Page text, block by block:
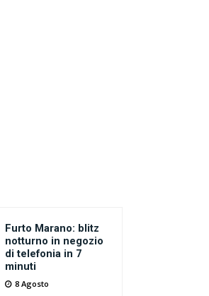
Furto Marano: blitz
notturno in negozio
di telefonia in 7
minuti
8 Agosto